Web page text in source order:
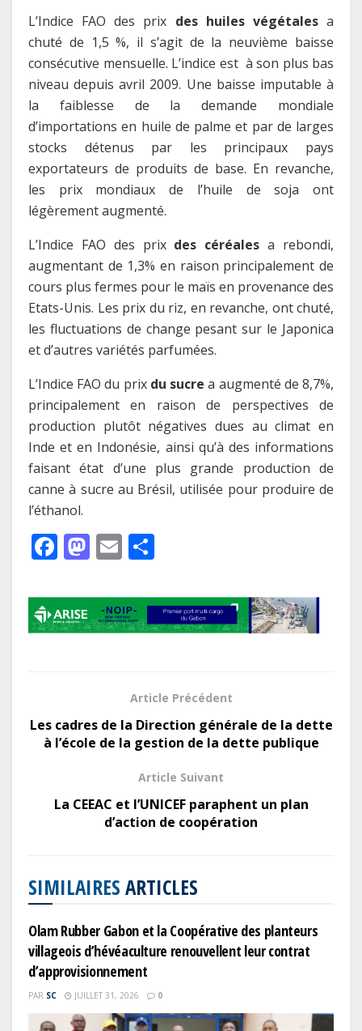
L’Indice FAO des prix des huiles végétalesa
chuté de 1,5 %, il s’agit de la neuvième baisse
consécutive mensuelle. L’indice est à son plus bas
niveau depuis avril 2009. Une baisse imputable à
la faiblesse de la demande mondiale
d’importations en huile de palme et par de larges
stocks détenus par les principaux pays
exportateurs de produits de base. En revanche,
les prix mondiaux de l’huile de soja ont
légèrement augmenté.
L’Indice FAO des prix des céréales a rebondi,
augmentant de 1,3% en raison principalement de
cours plus fermes pour le maïs en provenance des
Etats-Unis. Les prix du riz, en revanche, ont chuté,
les fluctuations de change pesant sur le Japonica
et d’autres variétés parfumées.
L’Indice FAO du prix du sucrea augmenté de 8,7%,
principalement en raison de perspectives de
production plutôt négatives dues au climat en
Inde et en Indonésie, ainsi qu’à des informations
faisant état d’une plus grande production de
canne à sucre au Brésil, utilisée pour produire de
l’éthanol.
F
e
b
M
to
d
E
ai
l
ta
g
Article Précédent
Les cadres de la Direction générale de la dette
à l’école de la gestion de la dette publique
Article Suivant
La CEEAC et l’UNICEF paraphent un plan
d’action de coopération
SIMILAIRES ARTICLES
Olam Rubber Gabon et la Coopérative des planteurs
villageois d’hévéaculture renouvellent leur contrat
d’approvisionnement
PAR SC JUILLET 31, 2026 0